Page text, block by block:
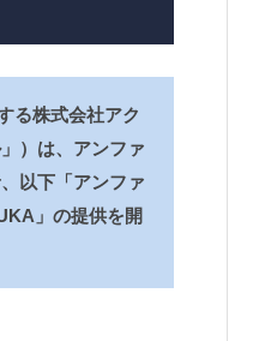
る株式会社アク
）は、アンファ
以下「アンファ
」の提供を開